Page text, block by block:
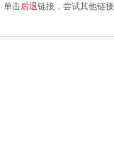
·单击后退链接，尝试其他链